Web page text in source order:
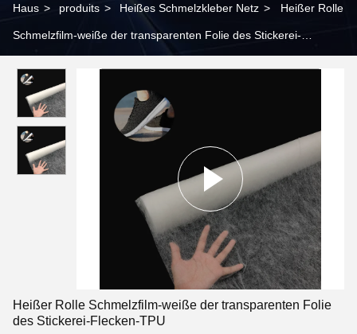
Haus > produits > Heißes Schmelzkleber Netz > Heißer Rolle
Schmelzfilm-weiße der transparenten Folie des Stickerei-
Heißer Rolle Schmelzfilm-weiße der transparenten Folie
des Stickerei-Flecken-TPU